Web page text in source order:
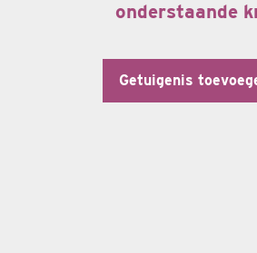
onderstaande
Getuigenis